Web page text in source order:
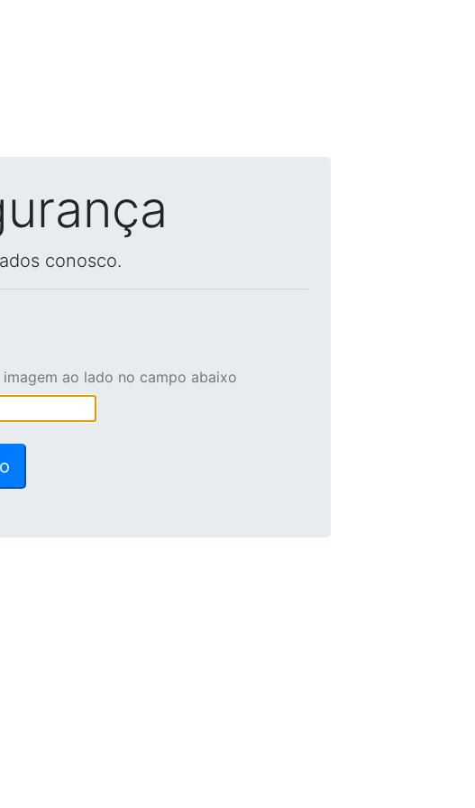
conosco.
ao lado no campo abaixo